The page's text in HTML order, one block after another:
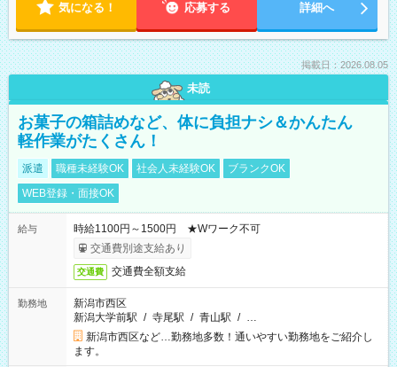
気になる！ 応募する 詳細へ
掲載日：2026.08.05
未読
お菓子の箱詰めなど、体に負担ナシ＆かんたん
軽作業がたくさん！
派遣 職種未経験OK 社会人未経験OK
ブランクOK
WEB登録・面接OK
給与
時給1100円～1500円 ★Wワーク不可
交通費別途支給あり
交通費 交通費全額支給
勤務地
新潟市西区
新潟大学前駅 / 寺尾駅 / 青山駅 / …
新潟市西区など…勤務地多数！通いやすい勤務地をご紹介し
ます。